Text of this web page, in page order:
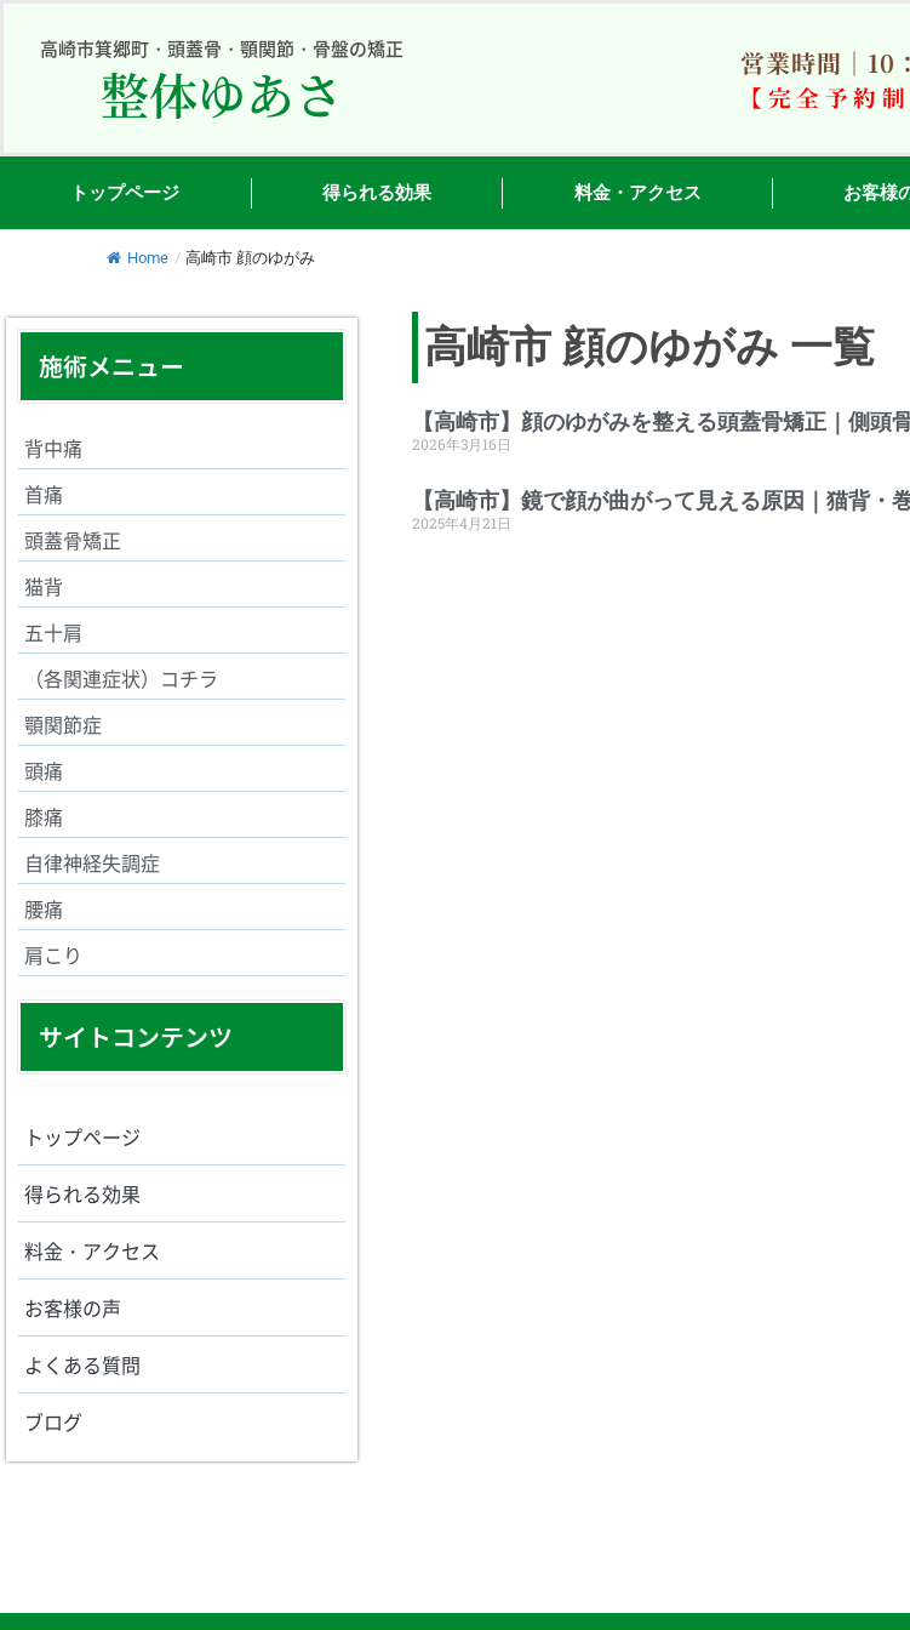
ッ
高崎市箕郷町・頭蓋骨・顎関節・骨盤の矯正
整体ゆあさ 営業時間｜10
【完全予約
トップページ 得られる効果 料金・アクセス お客様
Home / 高崎市 顔のゆがみ
施術メニュー
背中痛
首痛
頭蓋骨矯正
猫背
五十肩
（各関連症状）コチラ
顎関節症
頭痛
膝痛
自律神経失調症
腰痛
肩こり
サイトコンテンツ
トップページ
得られる効果
料金・アクセス
お客様の声
よくある質問
ブログ
高崎市 顔のゆがみ 一覧
【高崎市】顔のゆがみを整える頭蓋骨矯正｜側
2026年3月16日
【高崎市】鏡で顔が曲がって見える原因｜猫背・
2025年4月21日